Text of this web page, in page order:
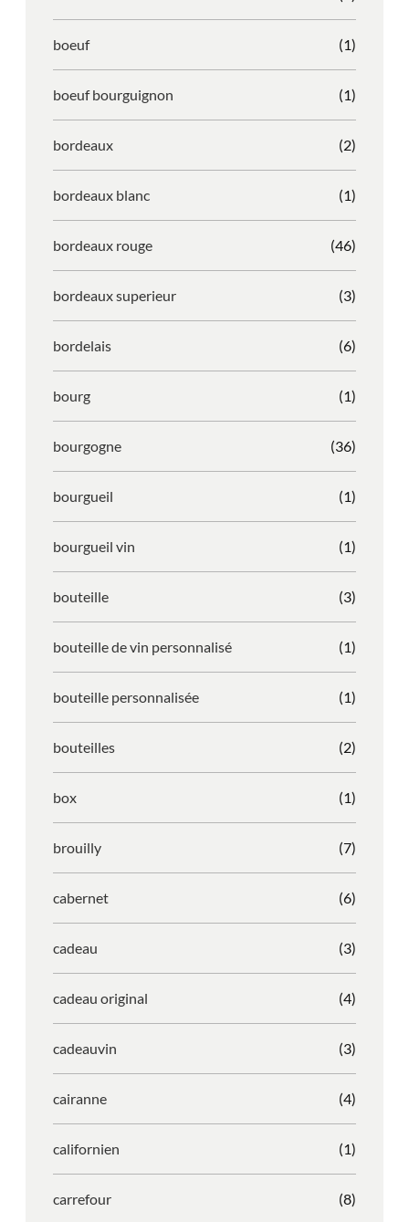
boeuf (1)
boeuf bourguignon (1)
bordeaux (2)
bordeaux blanc (1)
bordeaux rouge (46)
bordeaux superieur (3)
bordelais (6)
bourg (1)
bourgogne (36)
bourgueil (1)
bourgueil vin (1)
bouteille (3)
bouteille de vin personnalisé (1)
bouteille personnalisée (1)
bouteilles (2)
box (1)
brouilly (7)
cabernet (6)
cadeau (3)
cadeau original (4)
cadeauvin (3)
cairanne (4)
californien (1)
carrefour (8)